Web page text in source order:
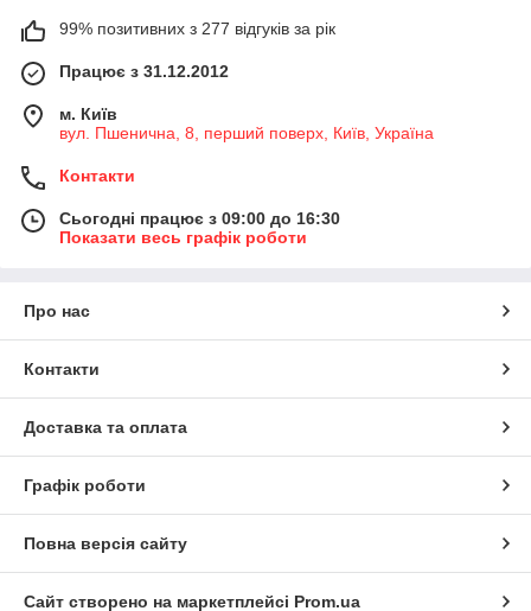
99% позитивних з 277 відгуків за рік
Працює з 31.12.2012
м. Київ
вул. Пшенична, 8, перший поверх, Київ, Україна
Контакти
Сьогодні працює з 09:00 до 16:30
Показати весь графік роботи
Про нас
Контакти
Доставка та оплата
Графік роботи
Повна версія сайту
Сайт створено на маркетплейсі Prom.ua